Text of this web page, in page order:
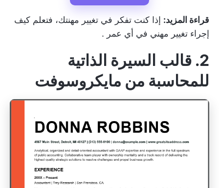
قراءة المزيد: إذا كنت تفكر في تغيير مهنتك، فتعلم كيف
إجراء تغيير مهني في أي عمر .
2. قالب السيرة الذاتية
للمحاسبة من مايكروسوفت